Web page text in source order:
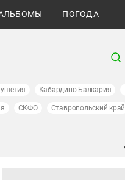
ПОГОДА
Кабардино-Балкария
СКФО Ставропольский край